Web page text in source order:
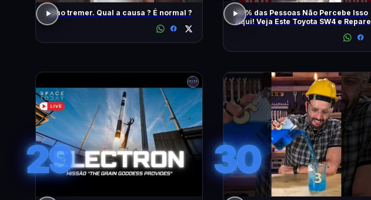
Olho tremer. Qual a causa ? É normal ?
90% das Pessoas Não Percebe Isso
Aqui! Veja Este Toyota SW4 e Repare
29 30